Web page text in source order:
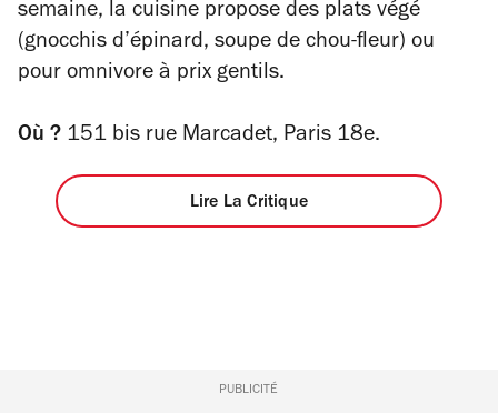
semaine, la cuisine propose des plats végé
(gnocchis d’épinard, soupe de chou-fleur) ou
pour omnivore à prix gentils.
Où ? 151 bis rue Marcadet, Paris 18e.
Lire La Critique
PUBLICITÉ